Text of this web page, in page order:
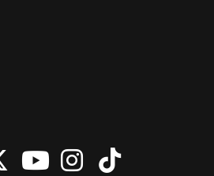
X vanInstagram
Tiktok